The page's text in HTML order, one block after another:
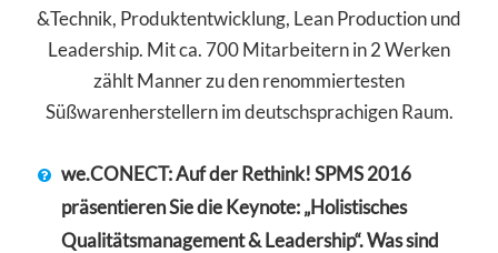
&Technik, Produktentwicklung, Lean Production und
Leadership. Mit ca. 700 Mitarbeitern in 2 Werken
zählt Manner zu den renommiertesten
Süßwarenherstellern im deutschsprachigen Raum.
we.CONECT: Auf der Rethink! SPMS 2016
präsentieren Sie die Keynote: „Holistisches
Qualitätsmanagement & Leadership“. Was sind